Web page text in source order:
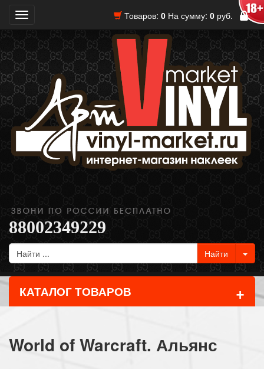
Товаров: 0 На сумму: 0 руб.
Toggle
navigation
88002349229
КАТАЛОГ ТОВАРОВ +
World of Warcraft. Альянс